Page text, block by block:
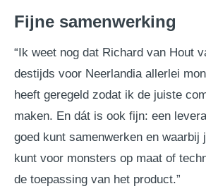
Fijne samenwerking
“Ik weet nog dat Richard van Hout
destijds voor Neerlandia allerlei
heeft geregeld zodat ik de juiste
maken. En dát is ook fijn: een
goed kunt samenwerken en waarbij
kunt voor monsters op maat of
de toepassing van het product.”